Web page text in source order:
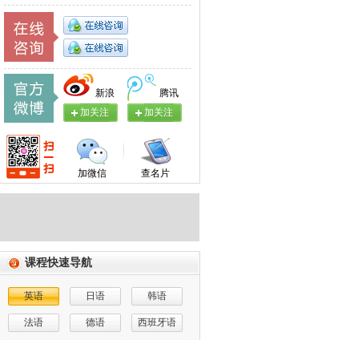
腾讯
加关注
新浪
加关注
加微信 查名片
课程快速导航
英语 日语 韩语
法语 德语 西班牙语